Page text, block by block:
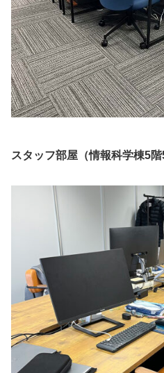
スタッフ部屋（情報科学棟5